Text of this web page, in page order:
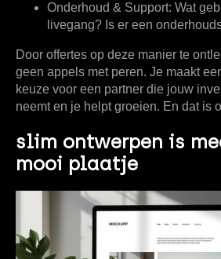
Onderhoud & Support: Wat
livegang? Is er een
Door offertes op deze manier te
geen appels met peren. Je maakt
keuze voor een partner die jouw
neemt en je helpt groeien. En dat is
slim ontwerpen is
mooi plaatje